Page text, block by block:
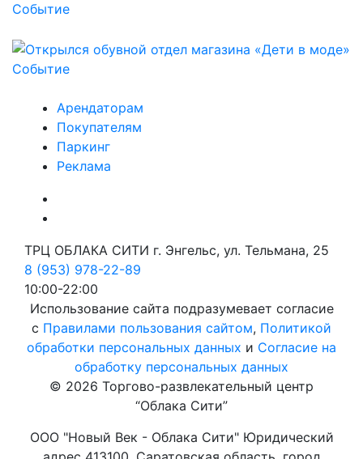
Событие
Событие
Арендаторам
Покупателям
Паркинг
Реклама
ТРЦ ОБЛАКА СИТИ г. Энгельс, ул. Тельмана, 25
8 (953) 978-22-89
10:00-22:00
© 2026 Торгово-развлекательный центр
“Облака Сити”
Использование сайта подразумевает согласие
с Правилами пользования сайтом, Политикой
обработки персональных данных и Согласие на
обработку персональных данных
ООО "Новый Век - Облака Сити" Юридический